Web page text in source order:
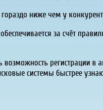
ниже чем у
за счёт
регистрации в
системы быстрее